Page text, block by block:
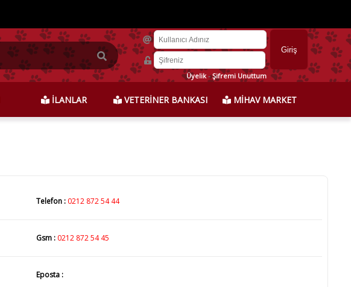
Üyelik-Şifremi Unuttum
İLANLAR VETERİNER BANKASI MİHAV MARKET
Telefon : 0212 872 54 44
Gsm : 0212 872 54 45
Eposta :